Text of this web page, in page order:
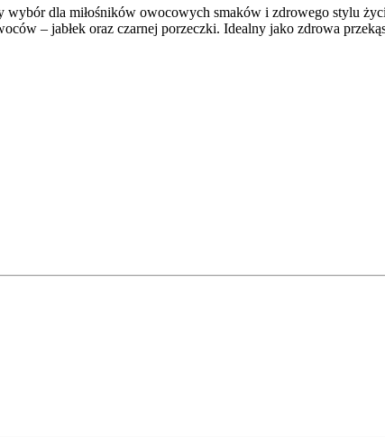
dla miłośników owocowych smaków i zdrowego stylu
– jabłek oraz czarnej porzeczki. Idealny jako zdrowa